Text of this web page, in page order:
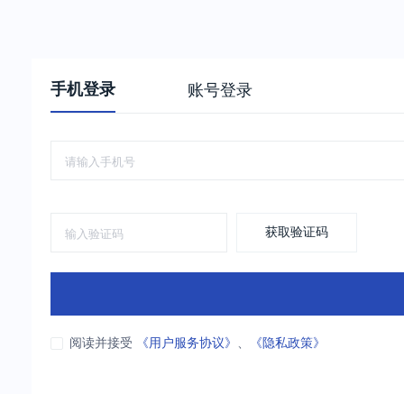
手机登录 账号登录
获取验证码
阅读并接受 《用户服务协议》 、 《隐私政策》